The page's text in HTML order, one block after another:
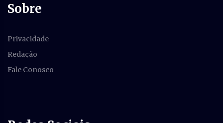
Sobre
Privacidade
Redação
Fale Conosco